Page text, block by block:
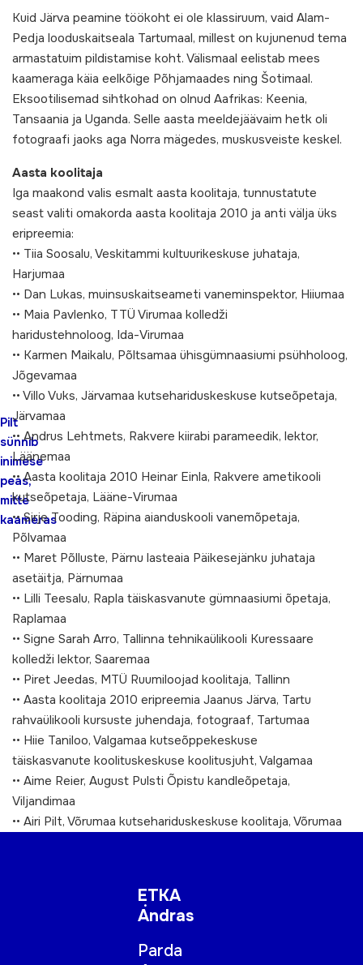
Pilt
sünnib
inimese
peas,
mitte
kaameras
Kuid Järva peamine töökoht ei ole klassiruum, vaid Alam-
Pedja looduskaitseala Tartumaal, millest on kujunenud tema
armastatuim pildistamise koht. Välismaal eelistab mees
kaameraga käia eelkõige Põhjamaades ning Šotimaal.
Eksootilisemad sihtkohad on olnud Aafrikas: Keenia,
Tansaania ja Uganda. Selle aasta meeldejäävaim hetk oli
fotograafi jaoks aga Norra mägedes, muskusveiste keskel.
Aasta koolitaja
Iga maakond valis esmalt aasta koolitaja, tunnustatute
seast valiti omakorda aasta koolitaja 2010 ja anti välja üks
eripreemia:
•• Tiia Soosalu, Veskitammi kultuurikeskuse juhataja,
Harjumaa
•• Dan Lukas, muinsuskaitseameti vaneminspektor, Hiiumaa
•• Maia Pavlenko, TTÜ Virumaa kolledži
haridustehnoloog, Ida-Virumaa
•• Karmen Maikalu, Põltsamaa ühisgümnaasiumi psühholoog,
Jõgevamaa
•• Villo Vuks, Järvamaa kutsehariduskeskuse kutseõpetaja,
Järvamaa
•• Andrus Lehtmets, Rakvere kiirabi parameedik, lektor,
Läänemaa
•• Aasta koolitaja 2010 Heinar Einla, Rakvere ametikooli
kutseõpetaja, Lääne-Virumaa
•• Sirje Tooding, Räpina aianduskooli vanemõpetaja,
Põlvamaa
•• Maret Põlluste, Pärnu lasteaia Päikesejänku juhataja
asetäitja, Pärnumaa
•• Lilli Teesalu, Rapla täiskasvanute gümnaasiumi õpetaja,
Raplamaa
•• Signe Sarah Arro, Tallinna tehnikaülikooli Kuressaare
kolledži lektor, Saaremaa
•• Piret Jeedas, MTÜ Ruumiloojad koolitaja, Tallinn
•• Aasta koolitaja 2010 eripreemia Jaanus Järva, Tartu
rahvaülikooli kursuste juhendaja, fotograaf, Tartumaa
•• Hiie Taniloo, Valgamaa kutseõppekeskuse
täiskasvanute koolituskeskuse koolitusjuht, Valgamaa
•• Aime Reier, August Pulsti Õpistu kandleõpetaja,
Viljandimaa
•• Airi Pilt, Võrumaa kutsehariduskeskuse koolitaja, Võrumaa
ETKA
Andras
Parda